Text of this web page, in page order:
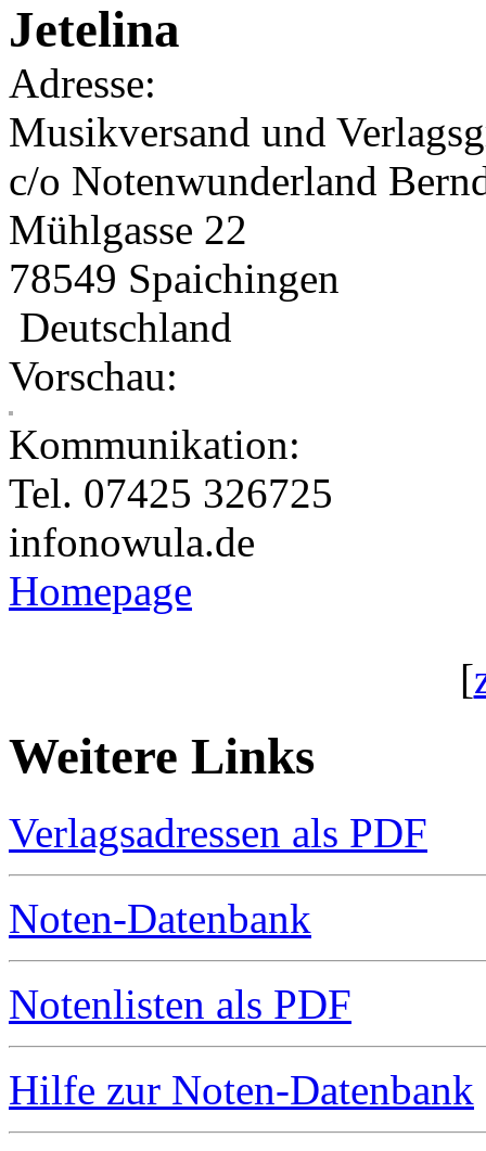
Jetelina
Adresse:
Musikversand und
c/o Notenwunderland
Mühlgasse 22
78549 Spaichingen
Deutschland
Vorschau:
Kommunikation:
Tel. 07425 326725
infonowula.de
Homepage
[
Weitere Links
Verlagsadressen als PDF
Noten-Datenbank
Notenlisten als PDF
Hilfe zur Noten-Datenbank